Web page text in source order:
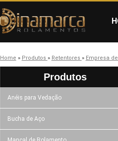
Home » Produtos » Retentores » Empresa
Produtos
Anéis para Vedação
Bucha de Aço